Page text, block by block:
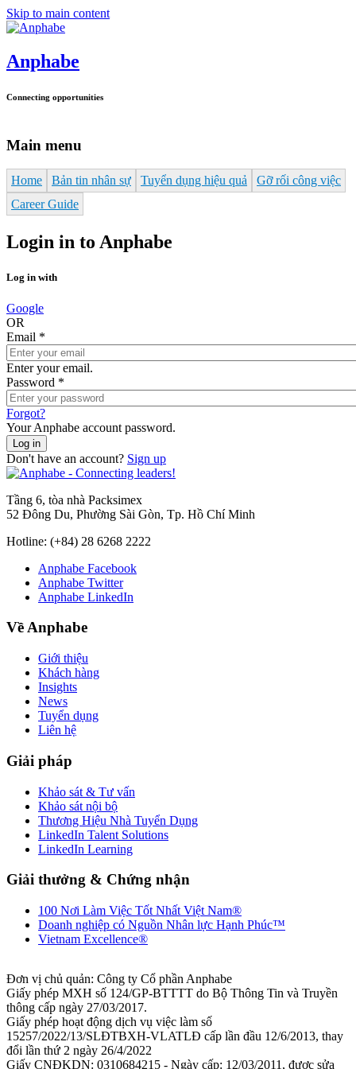
Skip to main content
Anphabe
Connecting opportunities
Main menu
Home Bản tin nhân sự Tuyển dụng hiệu quả
Gỡ rối công việc
Career Guide
Login in to Anphabe
Log in with
Google
OR
Email *
Enter your email.
Password *
Forgot?
Your Anphabe account password.
Don't have an account? Sign up
Tầng 6, tòa nhà Packsimex
52 Đông Du, Phường Sài Gòn, Tp. Hồ Chí Minh
Hotline: (+84) 28 6268 2222
Anphabe Facebook
Anphabe Twitter
Anphabe LinkedIn
Về Anphabe
Giới thiệu
Khách hàng
Insights
News
Tuyển dụng
Liên hệ
Giải pháp
Khảo sát & Tư vấn
Khảo sát nội bộ
Thương Hiệu Nhà Tuyển Dụng
LinkedIn Talent Solutions
LinkedIn Learning
Giải thưởng & Chứng nhận
100 Nơi Làm Việc Tốt Nhất Việt Nam®
Doanh nghiệp có Nguồn Nhân lực Hạnh Phúc™
Vietnam Excellence®
Đơn vị chủ quản: Công ty Cổ phần Anphabe
Giấy phép MXH số 124/GP-BTTTT do Bộ Thông Tin và Truyền
thông cấp ngày 27/03/2017.
Giấy phép hoạt động dịch vụ việc làm số
15257/2022/13/SLĐTBXH-VLATLĐ cấp lần đầu 12/6/2013, thay
đổi lần thứ 2 ngày 26/4/2022
Giấy CNĐKDN: 0310684215 - Ngày cấp: 12/03/2011, được sửa